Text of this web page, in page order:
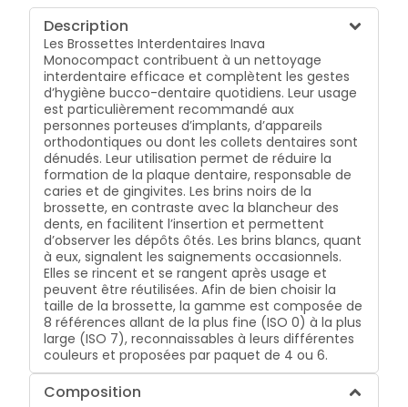
Description
Les Brossettes Interdentaires Inava
Monocompact contribuent à un nettoyage
interdentaire efficace et complètent les gestes
d’hygiène bucco-dentaire quotidiens. Leur usage
est particulièrement recommandé aux
personnes porteuses d’implants, d’appareils
orthodontiques ou dont les collets dentaires sont
dénudés. Leur utilisation permet de réduire la
formation de la plaque dentaire, responsable de
caries et de gingivites. Les brins noirs de la
brossette, en contraste avec la blancheur des
dents, en facilitent l’insertion et permettent
d’observer les dépôts ôtés. Les brins blancs, quant
à eux, signalent les saignements occasionnels.
Elles se rincent et se rangent après usage et
peuvent être réutilisées. Afin de bien choisir la
taille de la brossette, la gamme est composée de
8 références allant de la plus fine (ISO 0) à la plus
large (ISO 7), reconnaissables à leurs différentes
couleurs et proposées par paquet de 4 ou 6.
Composition